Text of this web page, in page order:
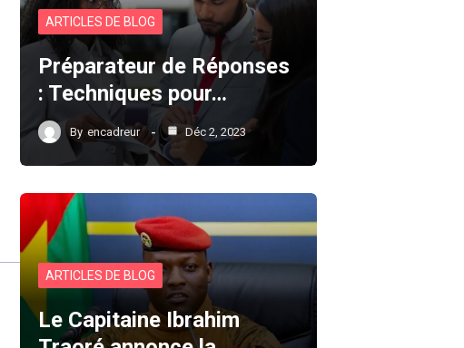
ARTICLES DE BLOG
Préparateur de Réponses
: Techniques pour…
By encadreur Déc 2, 2023
ARTICLES DE BLOG
Le Capitaine Ibrahim